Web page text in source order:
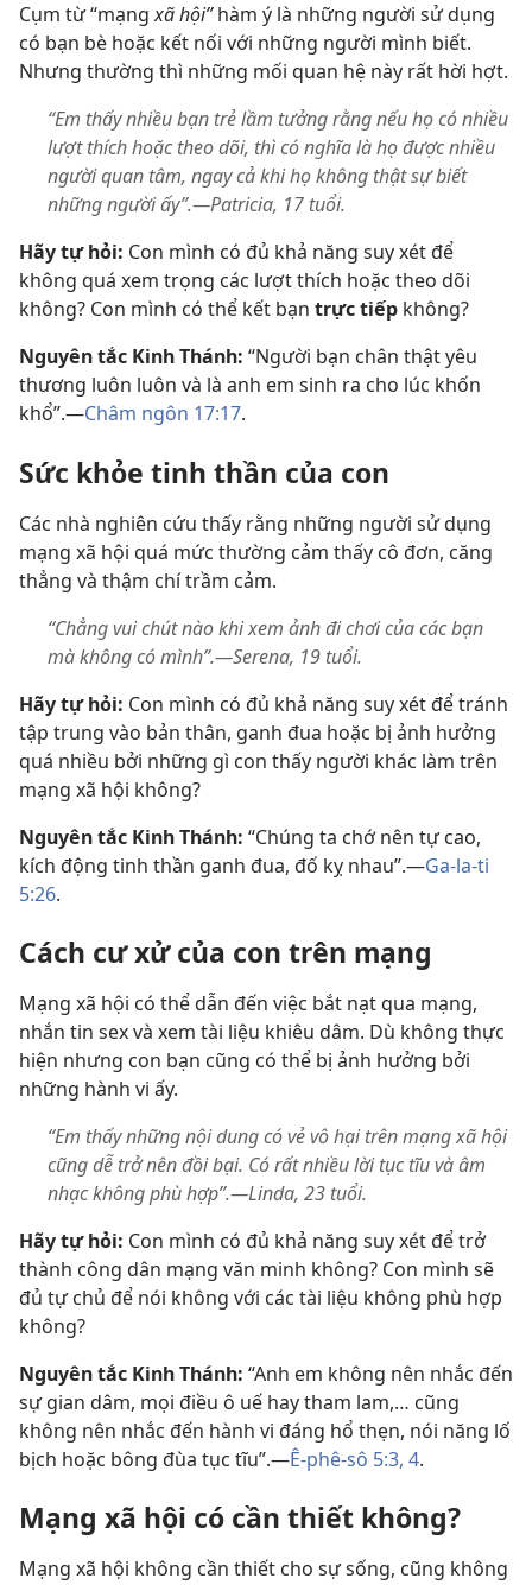
Cụm từ “mạngxã hội”hàm ý là những người sử dụng
có bạn bè hoặc kết nối với những người mình biết.
Nhưng thường thì những mối quan hệ này rất hời hợt.
“Em thấy nhiều bạn trẻ lầm tưởng rằng nếu họ có nhiều
lượt thích hoặc theo dõi, thì có nghĩa là họ được nhiều
người quan tâm, ngay cả khi họ không thật sự biết
những người ấy”.—Patricia, 17 tuổi.
Hãy tự hỏi: Con mình có đủ khả năng suy xét để
không quá xem trọng các lượt thích hoặc theo dõi
không? Con mình có thể kết bạn trực tiếp không?
Nguyên tắc Kinh Thánh: “Người bạn chân thật yêu
thương luôn luôn và là anh em sinh ra cho lúc khốn
khổ”.​—Châm ngôn 17:17.
Sức khỏe tinh thần của con
Các nhà nghiên cứu thấy rằng những người sử dụng
mạng xã hội quá mức thường cảm thấy cô đơn, căng
thẳng và thậm chí trầm cảm.
“Chẳng vui chút nào khi xem ảnh đi chơi của các bạn
mà không có mình”.—Serena, 19 tuổi.
Hãy tự hỏi: Con mình có đủ khả năng suy xét để tránh
tập trung vào bản thân, ganh đua hoặc bị ảnh hưởng
quá nhiều bởi những gì con thấy người khác làm trên
mạng xã hội không?
Nguyên tắc Kinh Thánh: “Chúng ta chớ nên tự cao,
kích động tinh thần ganh đua, đố kỵ nhau”.​—Ga-la-ti
5:26.
Cách cư xử của con trên mạng
Mạng xã hội có thể dẫn đến việc bắt nạt qua mạng,
nhắn tin sex và xem tài liệu khiêu dâm. Dù không thực
hiện nhưng con bạn cũng có thể bị ảnh hưởng bởi
những hành vi ấy.
“Em thấy những nội dung có vẻ vô hại trên mạng xã hội
cũng dễ trở nên đồi bại. Có rất nhiều lời tục tĩu và âm
nhạc không phù hợp”.—Linda, 23 tuổi.
Hãy tự hỏi: Con mình có đủ khả năng suy xét để trở
thành công dân mạng văn minh không? Con mình sẽ
đủ tự chủ để nói không với các tài liệu không phù hợp
không?
Nguyên tắc Kinh Thánh: “Anh em không nên nhắc đến
sự gian dâm, mọi điều ô uế hay tham lam,… cũng
không nên nhắc đến hành vi đáng hổ thẹn, nói năng lố
bịch hoặc bông đùa tục tĩu”.​—Ê-phê-sô 5:3, 4.
Mạng xã hội có cần thiết không?
Mạng xã hội không cần thiết cho sự sống, cũng không